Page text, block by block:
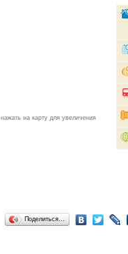
нажать на карту для увеличения
Поделиться…